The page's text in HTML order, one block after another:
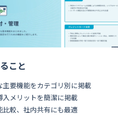
こと
主要機能をカテゴリ別に掲載
メリットを簡潔に掲載
比較、社内共有にも最適